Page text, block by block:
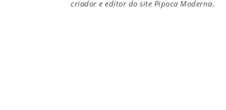
criador e editor do site Pipoca Moderna.